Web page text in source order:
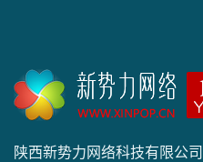
陕西新势力网络科技有限公